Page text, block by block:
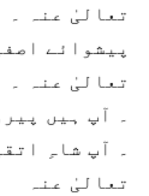
تعالیٰ عنہ ۔
پیشوائے
تعالیٰ عنہ ۔
۔ آپ ہیں
۔ آپ شاہِ
تعالیٰ عنہ